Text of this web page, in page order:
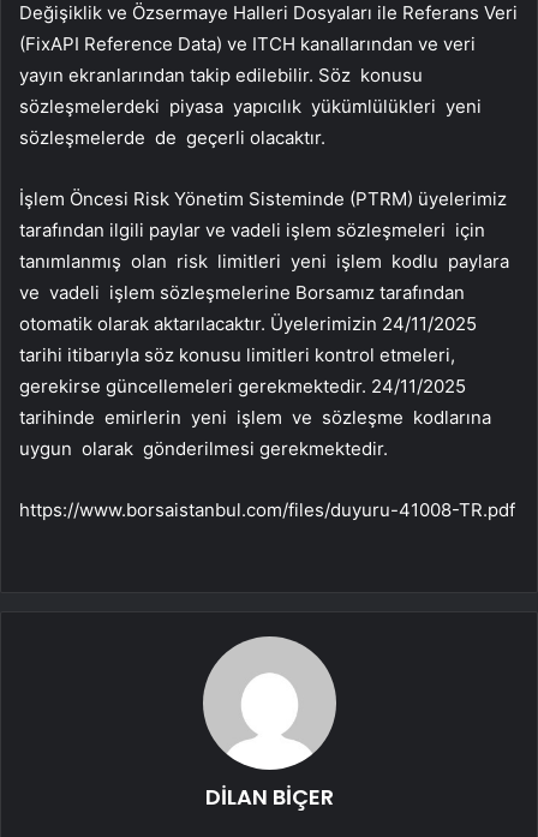
Değişiklik ve Özsermaye Halleri Dosyaları ile Referans Veri
(FixAPI Reference Data) ve ITCH kanallarından ve veri
yayın ekranlarından takip edilebilir. Söz konusu
sözleşmelerdeki piyasa yapıcılık yükümlülükleri yeni
sözleşmelerde de geçerli olacaktır.
İşlem Öncesi Risk Yönetim Sisteminde (PTRM) üyelerimiz
tarafından ilgili paylar ve vadeli işlem sözleşmeleri için
tanımlanmış olan risk limitleri yeni işlem kodlu paylara
ve vadeli işlem sözleşmelerine Borsamız tarafından
otomatik olarak aktarılacaktır. Üyelerimizin 24/11/2025
tarihi itibarıyla söz konusu limitleri kontrol etmeleri,
gerekirse güncellemeleri gerekmektedir. 24/11/2025
tarihinde emirlerin yeni işlem ve sözleşme kodlarına
uygun olarak gönderilmesi gerekmektedir.
https://www.borsaistanbul.com/files/duyuru-41008-TR.pdf
DİLAN BİÇER